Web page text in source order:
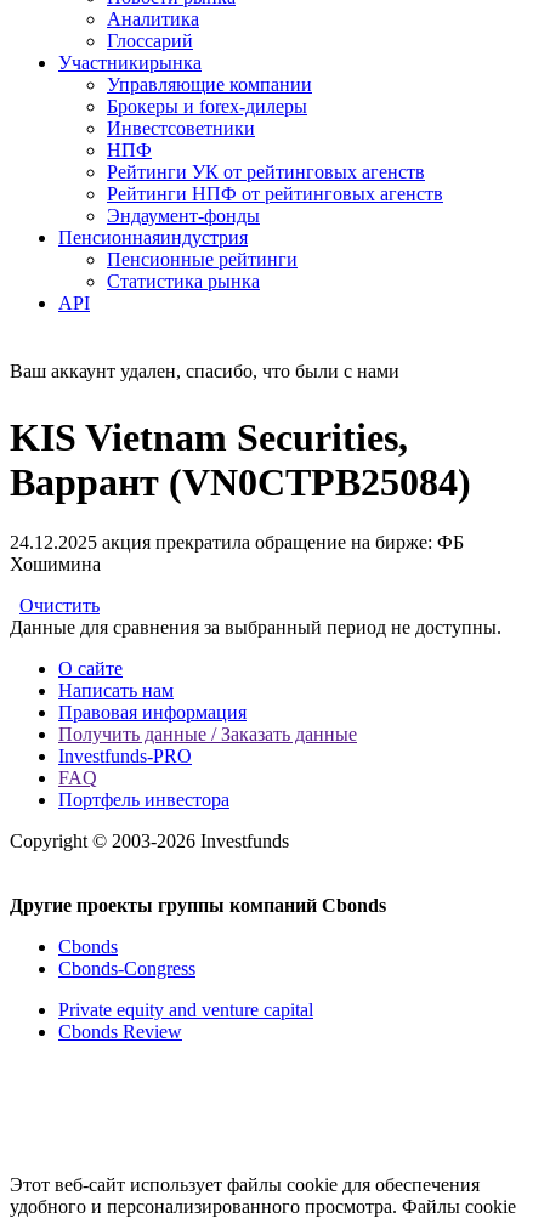
Аналитика
Глоссарий
Участникирынка
Управляющие компании
Брокеры и forex-дилеры
Инвестсоветники
НПФ
Рейтинги УК от рейтинговых агенств
Рейтинги НПФ от рейтинговых агенств
Эндаумент-фонды
Пенсионнаяиндустрия
Пенсионные рейтинги
Статистика рынка
API
Ваш аккаунт удален, спасибо, что были с нами
KIS Vietnam Securities,
Варрант (VN0CTPB25084)
24.12.2025 акция прекратила обращение на бирже: ФБ
Хошимина
Очистить
Данные для сравнения за выбранный период не доступны.
О сайте
Написать нам
Правовая информация
Получить данные / Заказать данные
Investfunds-PRO
FAQ
Портфель инвестора
Copyright © 2003-2026 Investfunds
Другие проекты группы компаний Cbonds
Cbonds
Cbonds-Congress
Private equity and venture capital
Cbonds Review
Этот веб-сайт использует файлы cookie для обеспечения
удобного и персонализированного просмотра. Файлы cookie